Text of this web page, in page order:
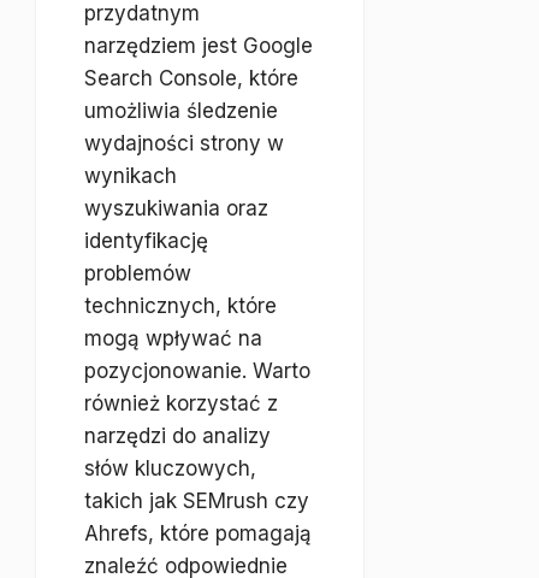
przydatnym
narzędziem jest Google
Search Console, które
umożliwia śledzenie
wydajności strony w
wynikach
wyszukiwania oraz
identyfikację
problemów
technicznych, które
mogą wpływać na
pozycjonowanie. Warto
również korzystać z
narzędzi do analizy
słów kluczowych,
takich jak SEMrush czy
Ahrefs, które pomagają
znaleźć odpowiednie